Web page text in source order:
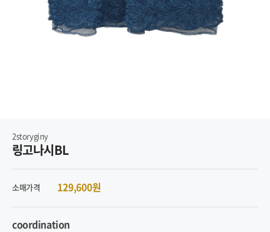
2storyginy
링고나시BL
소매가격 129,600원
coordination